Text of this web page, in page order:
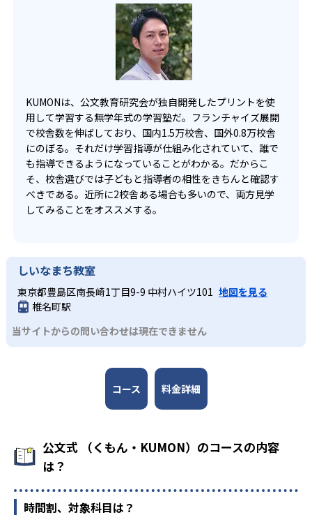
KUMONは、公文教育研究会が独自開発したプリントを使
用して学習する無学年式の学習塾だ。フランチャイズ展開
で校舎数を伸ばしており、国内1.5万校舎、国外0.8万校舎
にのぼる。それだけ学習指導が仕組み化されていて、誰で
も指導できるようになっていることがわかる。だからこ
そ、校舎選びでは子どもと指導者の相性をきちんと確認す
べきである。近所に2校舎ある場合も多いので、両方見学
してみることをオススメする。
しいなまち教室
東京都豊島区南長崎1丁目9-9 中村ハイツ101 地図を見る
椎名町駅
当サイトからの問い合わせは現在できません
コース 料金詳細
公文式 （くもん・KUMON）のコースの内容
は？
時間割、対象科目は？